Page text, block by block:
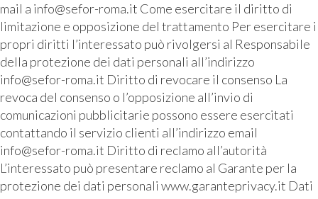
mail a info@sefor-roma.it Come esercitare il diritto di
limitazione e opposizione del trattamento Per esercitare i
propri diritti l’interessato può rivolgersi al Responsabile
della protezione dei dati personali all’indirizzo
info@sefor-roma.it Diritto di revocare il consenso La
revoca del consenso o l’opposizione all’invio di
comunicazioni pubblicitarie possono essere esercitati
contattando il servizio clienti all’indirizzo email
info@sefor-roma.it Diritto di reclamo all’autorità
L’interessato può presentare reclamo al Garante per la
protezione dei dati personali www.garanteprivacy.it Dati